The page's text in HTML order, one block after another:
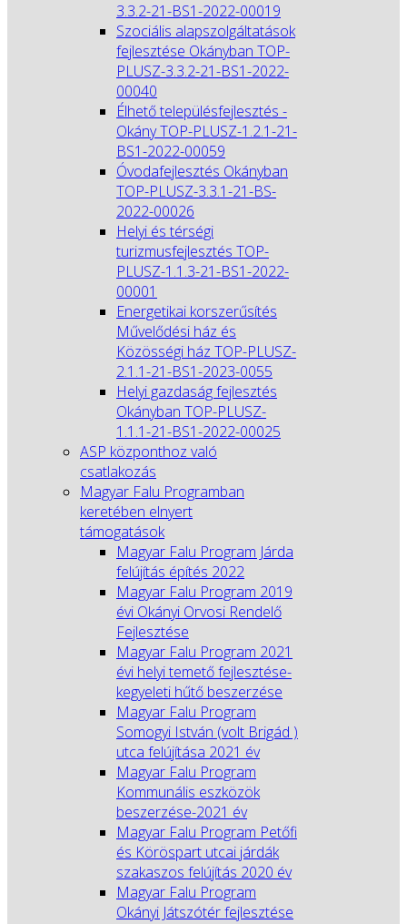
3.3.2-21-BS1-2022-00019
Szociális alapszolgáltatások
fejlesztése Okányban TOP-
PLUSZ-3.3.2-21-BS1-2022-
00040
Élhető településfejlesztés -
Okány TOP-PLUSZ-1.2.1-21-
BS1-2022-00059
Óvodafejlesztés Okányban
TOP-PLUSZ-3.3.1-21-BS-
2022-00026
Helyi és térségi
turizmusfejlesztés TOP-
PLUSZ-1.1.3-21-BS1-2022-
00001
Energetikai korszerűsítés
Művelődési ház és
Közösségi ház TOP-PLUSZ-
2.1.1-21-BS1-2023-0055
Helyi gazdaság fejlesztés
Okányban TOP-PLUSZ-
1.1.1-21-BS1-2022-00025
ASP központhoz való
csatlakozás
Magyar Falu Programban
keretében elnyert
támogatások
Magyar Falu Program Járda
felújítás építés 2022
Magyar Falu Program 2019
évi Okányi Orvosi Rendelő
Fejlesztése
Magyar Falu Program 2021
évi helyi temető fejlesztése-
kegyeleti hűtő beszerzése
Magyar Falu Program
Somogyi István (volt Brigád )
utca felújítása 2021 év
Magyar Falu Program
Kommunális eszközök
beszerzése-2021 év
Magyar Falu Program Petőfi
és Köröspart utcai járdák
szakaszos felújítás 2020 év
Magyar Falu Program
Okányi Játszótér fejlesztése